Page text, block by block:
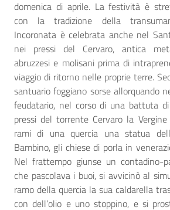
domenica di aprile. La festività è
con la tradizione della
Incoronata è celebrata anche nel
nei pressi del Cervaro, antica
abruzzesi e molisani prima di
viaggio di ritorno nelle proprie terre.
santuario foggiano sorse allorquando
feudatario, nel corso di una battuta
pressi del torrente Cervaro la
rami di una quercia una statua
Bambino, gli chiese di porla in
Nel frattempo giunse un contadino-
che pascolava i buoi, si avvicinò al
ramo della quercia la sua caldarella
con dell’olio e uno stoppino, e si